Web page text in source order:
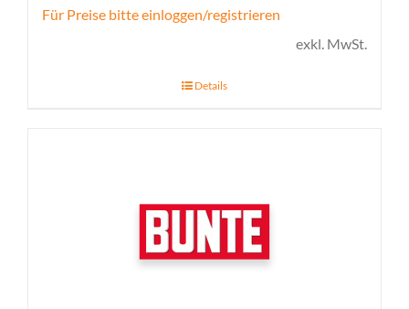
Für Preise bitte einloggen/registrieren
exkl. MwSt.
Details